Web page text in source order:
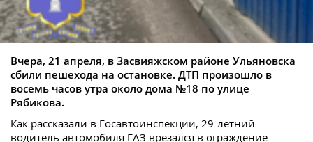
Вчера, 21 апреля, в Засвияжском районе Ульяновска
сбили пешехода на остановке. ДТП произошло в
восемь часов утра около дома №18 по улице
Рябикова.
Как рассказали в Госавтоинспекции, 29-летний
водитель автомобиля ГАЗ врезался в ограждение